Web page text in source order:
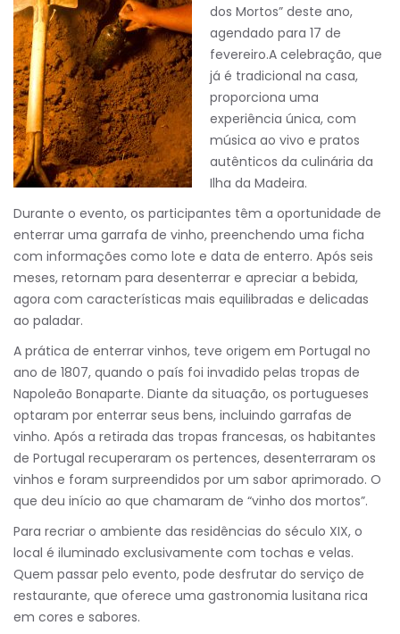
dos Mortos” deste ano,
agendado para 17 de
fevereiro.A celebração, que
já é tradicional na casa,
proporciona uma
experiência única, com
música ao vivo e pratos
autênticos da culinária da
Ilha da Madeira.
Durante o evento, os participantes têm a oportunidade de
enterrar uma garrafa de vinho, preenchendo uma ficha
com informações como lote e data de enterro. Após seis
meses, retornam para desenterrar e apreciar a bebida,
agora com características mais equilibradas e delicadas
ao paladar.
A prática de enterrar vinhos, teve origem em Portugal no
ano de 1807, quando o país foi invadido pelas tropas de
Napoleão Bonaparte. Diante da situação, os portugueses
optaram por enterrar seus bens, incluindo garrafas de
vinho. Após a retirada das tropas francesas, os habitantes
de Portugal recuperaram os pertences, desenterraram os
vinhos e foram surpreendidos por um sabor aprimorado. O
que deu início ao que chamaram de “vinho dos mortos”.
Para recriar o ambiente das residências do século XIX, o
local é iluminado exclusivamente com tochas e velas.
Quem passar pelo evento, pode desfrutar do serviço de
restaurante, que oferece uma gastronomia lusitana rica
em cores e sabores.